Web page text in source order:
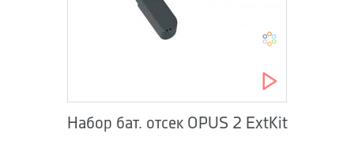
Набор бат. отсек OPUS 2 ExtKit